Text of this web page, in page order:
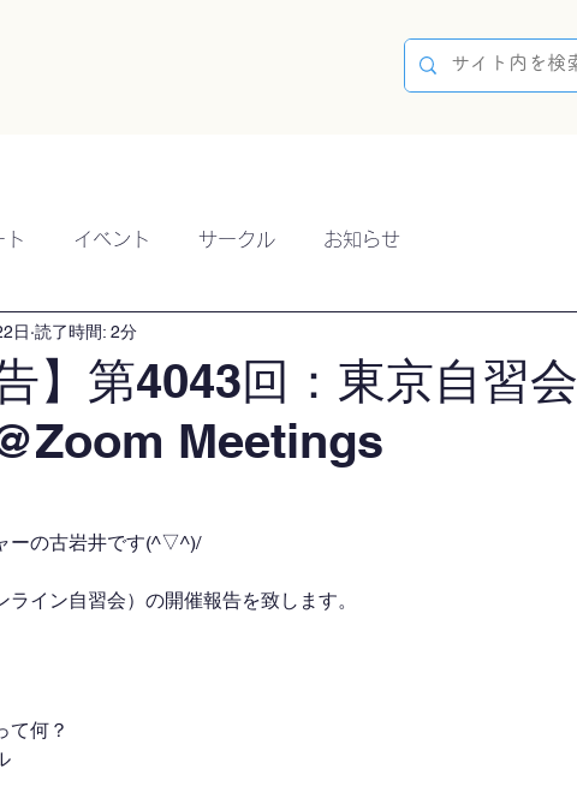
ト イベント サークル お知らせ
】第4043回：東京自習会
Meetings
日 読了時間: 2分
ーの古岩井です(^▽^)/
イン自習会）の開催報告を致します。
て何？